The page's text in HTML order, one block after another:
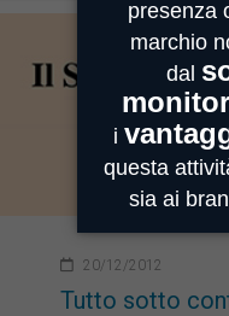
20/12/2012
Tutto sotto